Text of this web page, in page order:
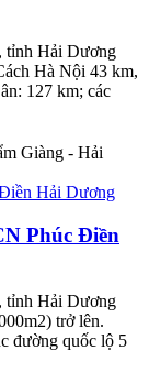
tỉnh Hải Dương
Hà Nội 43 km,
127 km; các
Giàng - Hải
Phúc Điền
tỉnh Hải Dương
trở lên.
đường quốc lộ 5